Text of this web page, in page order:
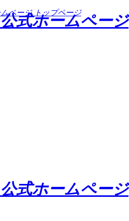
式ホームページ
式ホームページ
ページ トップページ